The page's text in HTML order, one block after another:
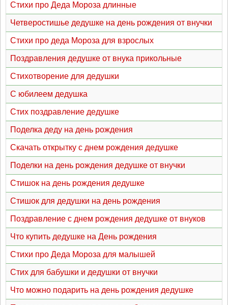
Стихи про Деда Мороза длинные
Четверостишье дедушке на день рождения от внучки
Стихи про деда Мороза для взрослых
Поздравления дедушке от внука прикольные
Стихотворение для дедушки
С юбилеем дедушка
Стих поздравление дедушке
Поделка деду на день рождения
Скачать открытку с днем рождения дедушке
Поделки на день рождения дедушке от внучки
Стишок на день рождения дедушке
Стишок для дедушки на день рождения
Поздравление с днем рождения дедушке от внуков
Что купить дедушке на День рождения
Стихи про Деда Мороза для малышей
Стих для бабушки и дедушки от внучки
Что можно подарить на день рождения дедушке